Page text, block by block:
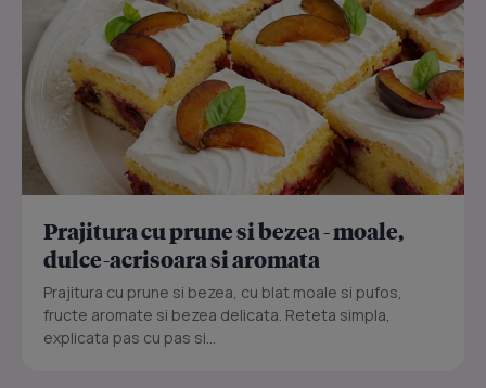
Prajitura cu prune si bezea - moale,
dulce-acrisoara si aromata
Prajitura cu prune si bezea, cu blat moale si pufos,
fructe aromate si bezea delicata. Reteta simpla,
explicata pas cu pas si...